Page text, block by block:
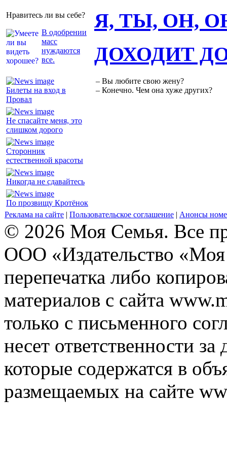
Нравитесь ли вы себе?
В одобрении
масс
нуждаются
все.
Я, ТЫ, ОН,
Билеты на вход в
Провал
Не спасайте меня, это
слишком дорого
Сторонник
естественной красоты
Никогда не сдавайтесь
По прозвищу Кротёнок
ДОХОДИТ
– Вы любите свою жену?
– Конечно. Чем она хуже других?
Реклама на сайте | Пользовательское соглашение | Анонсы
© 2026 Моя Семья. Все
ООО «Издательство
перепечатка либо
материалов с сайта
только с письменного
несет ответственности
которые содержатся в
размещаемых на сайте